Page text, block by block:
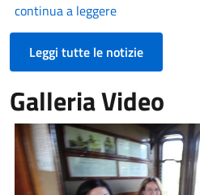
continua a leggere
Leggi tutte le notizie
Galleria Video